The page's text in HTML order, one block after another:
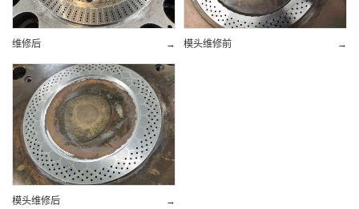
→
维修后 →
模头维修前
→
模头维修后